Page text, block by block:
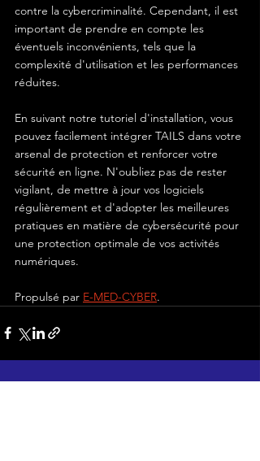
contre la cybercriminalité. Cependant, il est
important de prendre en compte les
éventuels inconvénients, tels que la
complexité d'utilisation et les performances
réduites.
En suivant notre tutoriel d'installation, vous
pouvez facilement intégrer TAILS dans votre
arsenal de protection et renforcer votre
sécurité en ligne. N'oubliez pas de rester
vigilant, de mettre à jour vos logiciels
régulièrement et d'adopter les meilleures
pratiques en matière de cybersécurité pour
une protection optimale de vos activités
numériques.
Propulsé par E-MED-CYBER.